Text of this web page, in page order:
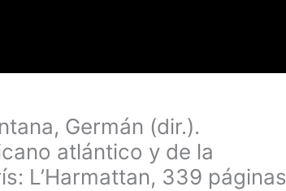
Germán (dir.).
atlántico y de la
L’Harmattan, 339 páginas